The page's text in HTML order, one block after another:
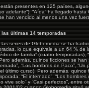
presentes en 125 países,
adelante”). “Aída” ha llegado
han vendido al menos una vez
últimas 14 temporadas
series de Globomedia se ha
lo que equivale a un 64 % de
de familia” (cuatro temporadas),
además, quince ficciones se
“Los hombres de Paco”, “Un
(el último curso). Pero además,
“El internado”, “Los hombres
vive solo” y “Casi perfectos”, entre